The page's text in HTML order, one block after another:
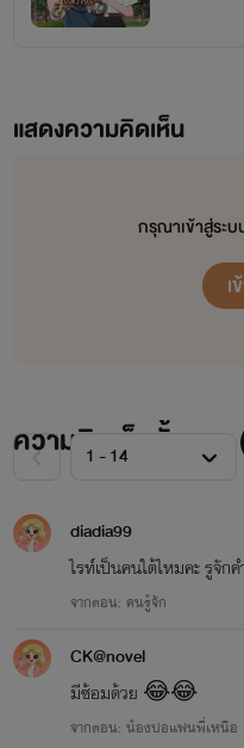
แสดงความคิดเห็น
กรุณาเข้าสู่ระ
ความคิดเห็นทั้งหมด
diadia99
ไรท์เป็นคนใต้ไหมคะ รูจัก
จากตอน: คนรู้จัก
CK@novel
มีซ้อมด้วย​ 😂😂
จากตอน: น้องปอแฟนพี่เหนือ